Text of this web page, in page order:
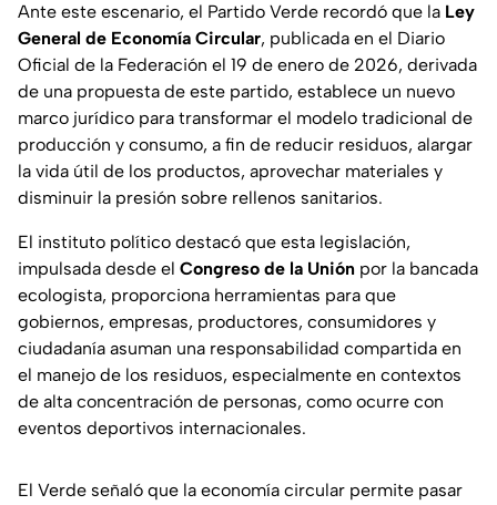
Ante este escenario, el Partido Verde recordó que la Ley
General de Economía Circular, publicada en el Diario
Oficial de la Federación el 19 de enero de 2026, derivada
de una propuesta de este partido, establece un nuevo
marco jurídico para transformar el modelo tradicional de
producción y consumo, a fin de reducir residuos, alargar
la vida útil de los productos, aprovechar materiales y
disminuir la presión sobre rellenos sanitarios.
El instituto político destacó que esta legislación,
impulsada desde el Congreso de la Unión por la bancada
ecologista, proporciona herramientas para que
gobiernos, empresas, productores, consumidores y
ciudadanía asuman una responsabilidad compartida en
el manejo de los residuos, especialmente en contextos
de alta concentración de personas, como ocurre con
eventos deportivos internacionales.
El Verde señaló que la economía circular permite pasar